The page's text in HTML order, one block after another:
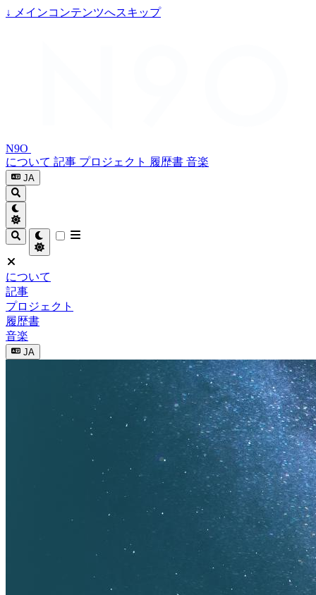
↓ メインコンテンツへスキップ
N9O
について 記事 プロジェクト 履歴書 音楽
JA
について
記事
プロジェクト
履歴書
音楽
JA